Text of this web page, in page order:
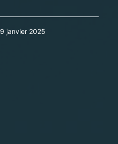
9 janvier 2025